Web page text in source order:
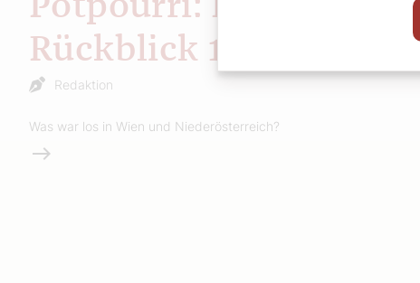
Rückblick 19
Redaktion
Was war los in Wien und Niederösterreich?
Weiterlesen